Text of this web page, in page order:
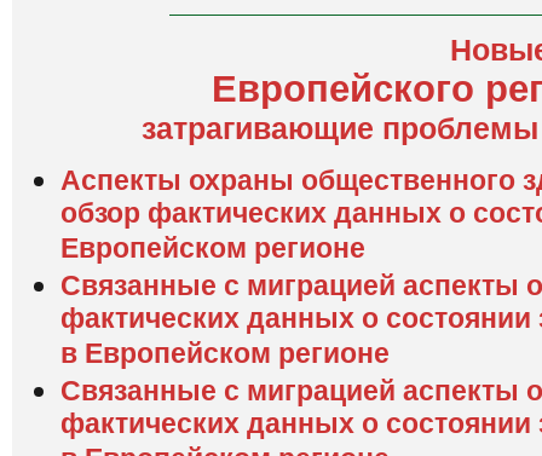
Европейского
затрагивающие
Аспекты охраны общественного
обзор фактических данных о
Европейском регионе
Связанные с миграцией аспекты
фактических данных о
в Европейском регионе
Связанные с миграцией аспекты
фактических данных о